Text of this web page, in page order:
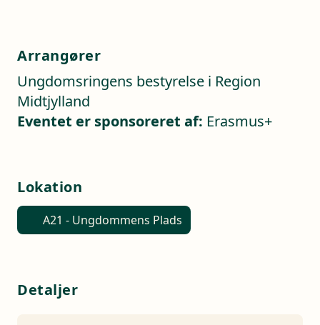
Arrangører
Ungdomsringens bestyrelse i Region
Midtjylland
Eventet er sponsoreret af: Erasmus+
Lokation
A21 - Ungdommens Plads
Detaljer